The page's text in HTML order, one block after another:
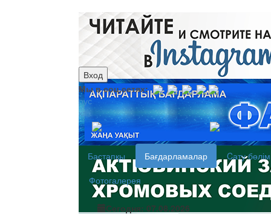
Вход
Мы в соц.сетях:
рус
каз
Бастапқы Бағдарламалар
Cату
Фотогалерея
Сегодня: 07.08.2026